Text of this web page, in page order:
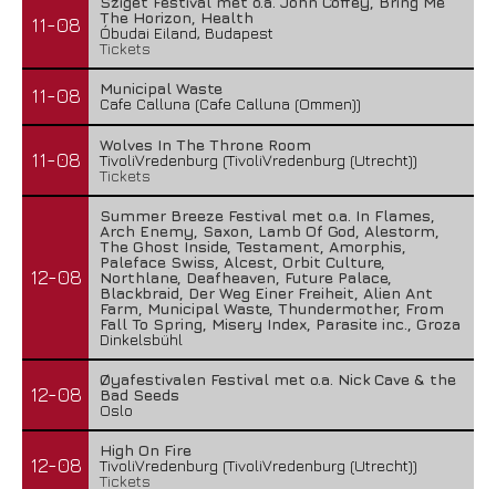
11-08
The Horizon, Health
Óbudai Eiland, Budapest
Tickets
11-08
Municipal Waste
Cafe Calluna (Cafe Calluna (Ommen))
11-08
Wolves In The Throne Room
TivoliVredenburg (TivoliVredenburg (Utrecht))
Tickets
12-08
Summer Breeze Festival met o.a. In Flames,
Arch Enemy, Saxon, Lamb Of God, Alestorm,
The Ghost Inside, Testament, Amorphis,
Paleface Swiss, Alcest, Orbit Culture,
Northlane, Deafheaven, Future Palace,
Blackbraid, Der Weg Einer Freiheit, Alien Ant
Farm, Municipal Waste, Thundermother, From
Fall To Spring, Misery Index, Parasite inc., Groza
Dinkelsbühl
12-08
Øyafestivalen Festival met o.a. Nick Cave & the
Bad Seeds
Oslo
12-08
High On Fire
TivoliVredenburg (TivoliVredenburg (Utrecht))
Tickets